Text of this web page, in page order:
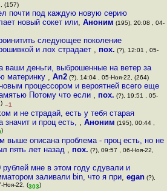
(157)
почти под каждую новую серию
новый сокет или, Аноним (195), 20:08 , 04-
следующее поколение
и лох страдает , пох. (?), 12:01 , 05-
ваши деньги, выброшенные на ветер за
материнку ,An2 (?), 14:04 , 05-Ноя-22, (264)
процессором и вероятней всего еще
Потому что если , пох. (?), 19:51 , 05-
) –1
и не страдай, есть у тебя старая
значит и проц есть, ,Аноним (195), 00:44 ,
)
выше описана проблема - проц есть, но не
пять лет назад , пох. (?), 09:57 , 06-Ноя-22,
рублей мне в этом году сдували и
заливали bin, что я при, egan(?),
Ноя-22, (303)